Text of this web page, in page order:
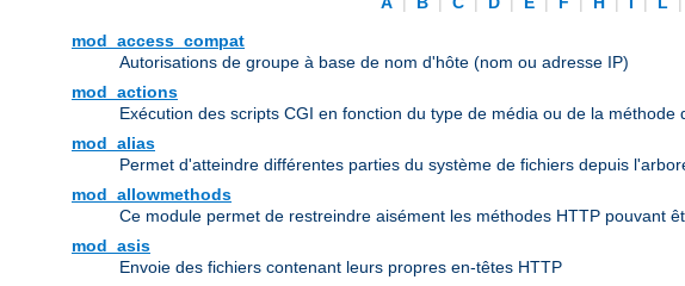
mod_access_compat
Autorisations de groupe à base de nom d'hôte (nom ou adresse IP)
mod_actions
Exécution des scripts CGI en fonction du type de média ou de la méthode
mod_alias
Permet d'atteindre différentes parties du système de fichiers depuis
mod_allowmethods
Ce module permet de restreindre aisément les méthodes HTTP pouvant
mod_asis
Envoie des fichiers contenant leurs propres en-têtes HTTP